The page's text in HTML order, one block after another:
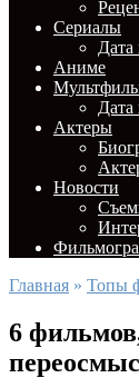
Сериалы
Дата
Аниме
Дата
Актеры
Новости
Главная » Топы
6